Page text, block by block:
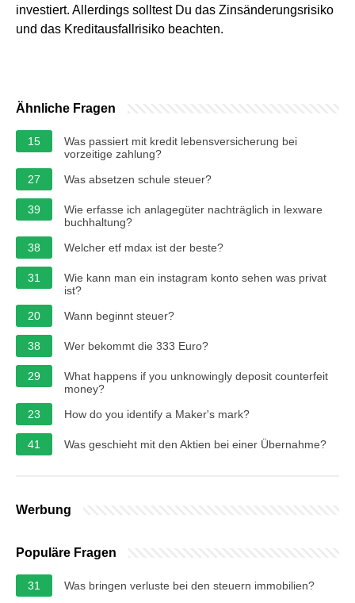
investiert. Allerdings solltest Du das Zinsänderungsrisiko
und das Kreditausfallrisiko beachten.
Ähnliche Fragen
15
Was passiert mit kredit lebensversicherung bei
vorzeitige zahlung?
27
Was absetzen schule steuer?
39
Wie erfasse ich anlagegüter nachträglich in lexware
buchhaltung?
38
Welcher etf mdax ist der beste?
31
Wie kann man ein instagram konto sehen was privat
ist?
20
Wann beginnt steuer?
38 Wer bekommt die 333 Euro?
29
What happens if you unknowingly deposit counterfeit
money?
23
How do you identify a Maker's mark?
41 Was geschieht mit den Aktien bei einer Übernahme?
Werbung
Populäre Fragen
31 Was bringen verluste bei den steuern immobilien?